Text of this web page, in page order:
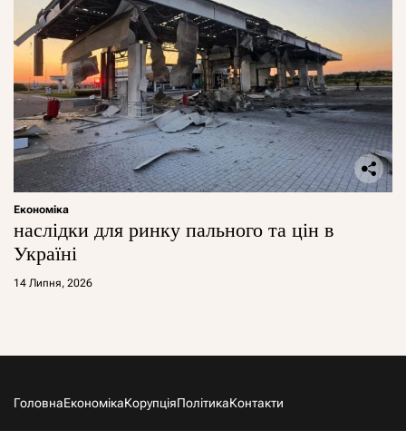
Економіка
наслідки для ринку пального та цін в
Україні
14 Липня, 2026
ГоловнаЕкономікаКорупціяПолітикаКонтакти